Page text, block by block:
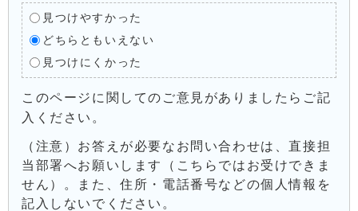
見つけやすかった
どちらともいえない
見つけにくかった
このページに関してのご意見がありましたらご記
入ください。
（注意）お答えが必要なお問い合わせは、直接担
当部署へお願いします（こちらではお受けできま
せん）。また、住所・電話番号などの個人情報を
記入しないでください。